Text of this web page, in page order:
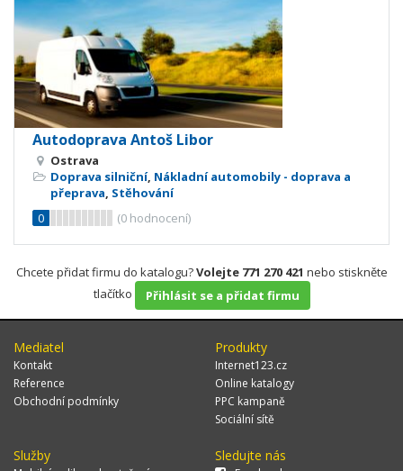
Autodoprava Antoš Libor
Ostrava
Doprava silniční, Nákladní automobily - doprava a
přeprava, Stěhování
0
(0 hodnocení)
Chcete přidat firmu do katalogu?Volejte 771 270 421 nebo stiskněte
tlačítko
Přihlásit se a přidat firmu
Mediatel
Kontakt
Reference
Obchodní podmínky
Produkty
Internet123.cz
Online katalogy
PPC kampaně
Sociální sítě
Služby Sledujte nás